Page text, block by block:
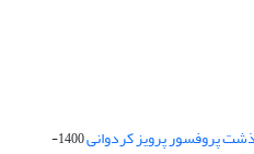
پروفسور پرویز کردوانی
1400-